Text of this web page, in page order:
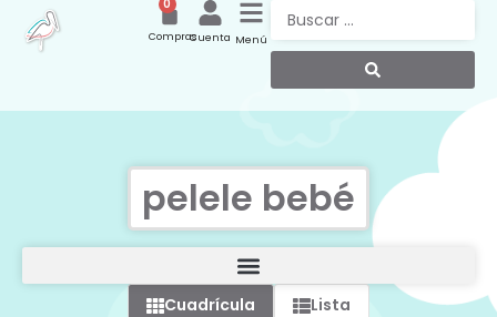
Menú
Cuenta
0
Compras
pelele bebé
Cuadrícula Lista